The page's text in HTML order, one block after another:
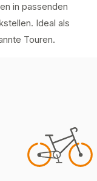
in passenden
Ideal als
Touren.